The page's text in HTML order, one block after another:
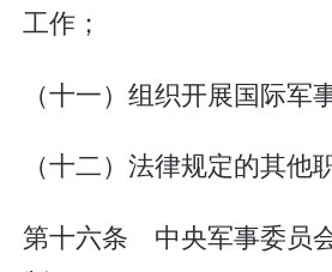
工作；
（十一）组织开展国际军
（十二）法律规定的其他
第十六条 中央军事委员